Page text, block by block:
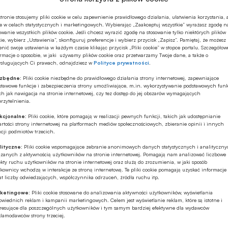
stosujemy pliki cookie w celu zapewnienie prawidłowego działania, ułatwienia korzystania, a
w celach statystycznych i marketingowych. Wybierając „Zaakceptuj wszystkie” wyrażasz zgodę
wszystkich plików cookie. Jeśli chcesz wyrazić zgodę na stosowanie tylko niektórych plików
wybierz „Ustawienia”, skonfiguruj preferencje i wybierz przycisk „Zapisz”. Pamiętaj, że możesz
swoje ustawienia w każdym czasie klikając przycisk „Pliki cookie” w stopce portalu.
o sposobie, w jaki używamy plików cookie oraz przetwarzamy Twoje dane, a także o
Ci prawach, odnajdziesz wPolityce prywatności
Pliki cookie niezbędne do prawidłowego działania strony internetowej, zapewniające
funkcje i zabezpieczenia strony umożliwiające, m.in. wykorzystywanie podstawowych
jak nawigacja na stronie internetowej, czy tez dostęp do jej obszarów wymagających
Pliki cookie, które pomagają w realizacji pewnych funkcji, takich jak udostępnianie
strony internetowej na platformach mediów społecznościowych, zbieranie opinii i innych
podmiotów trzecich.
Pliki cookie wspomagające zebranie anonimowych danych statystycznych i
z aktywnością użytkowników na stronie internetowej. Pomagają nam analizować liczbowe
ruchu użytkowników na stronie internetowej oraz służą do zrozumienia, w jaki sposób
wchodzą w interakcje ze stroną internetową. Te pliki cookie pomagają uzyskać informacje
liczby odwiedzających, współczynnika odrzuceń, źródła ruchu itp.
Pliki cookie stosowane do analizowania aktywności użytkowników, wyświetlania
reklam i kampanii marketingowych. Celem jest wyświetlanie reklam, które są istotne i
dla poszczególnych użytkowników i tym samym bardziej efektywne dla wydawców
strony trzeciej.
cena 5 zł netto (6,15 zł brutto) -kup artykuł
jest ten artykuł: SMS, cena 19 zł netto (23,37
wydań bieżących i wszystkich archiwalnych:
kodu, zakup zostanie przypisany i zapamiętany
uprawnień dostępu do artykułu/wydania na
plików Cookies).
:
się na konto typu BANKOWIEC, STUDENT